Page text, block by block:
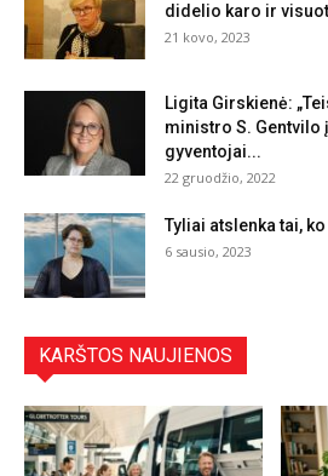
didelio karo ir
21 kovo, 2023
Ligita Girskienė:
ministro S. Gentvilo
gyventojai...
22 gruodžio, 2022
Tyliai atslenka tai,
6 sausio, 2023
KARŠTOS NAUJIENOS